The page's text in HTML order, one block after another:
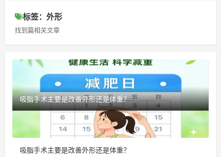
标签：外形
找到篇相关文章
吸脂手术主要是改善外形还是体重？
吸脂手术主要是改善外形还是体重？